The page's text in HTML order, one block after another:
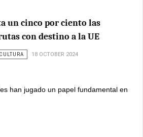
un cinco por ciento las
con destino a la UE
18 OCTOBER 2024
han jugado un papel fundamental en